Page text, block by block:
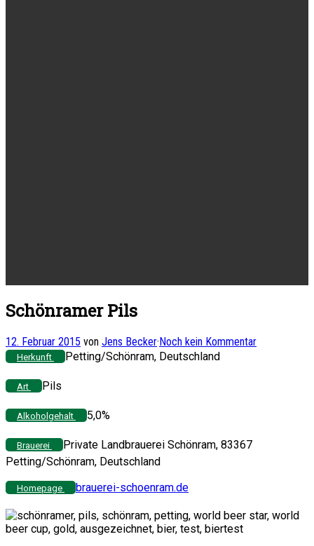
Schönramer Pils
12. Februar 2015 von Jens Becker· Noch kein Kommentar
Herkunft Petting/Schönram, Deutschland
Art Pils
Alkoholgehalt 5,0%
Brauerei
Private Landbrauerei Schönram, 83367
Petting/Schönram, Deutschland
Homepage brauerei-schoenram.de